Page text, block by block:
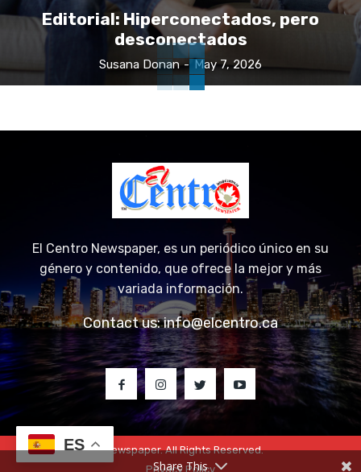
Editorial: Hiperconectados, pero
desconectados
Susana Donan - May 7, 2026
El Centro Newspaper, es un periódico único en su
género y contenido, que ofrece la mejor y más
variada información.
Contact us:info@elcentro.ca
© 2023 El Centro Newspaper. All Rights Reserved.
Privacy Policy
ES
Share This